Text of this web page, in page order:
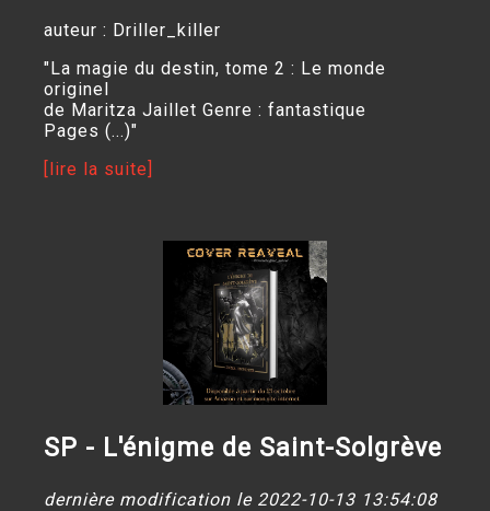
auteur : Driller_killer
"La magie du destin, tome 2 : Le monde
originel
de Maritza Jaillet Genre : fantastique
Pages (...)"
[lire la suite]
SP - L'énigme de Saint-Solgrève
dernière modification le 2022-10-13 13:54:08